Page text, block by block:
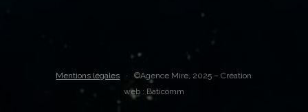
Mentions légales ·©Agence Mire, 2025 – Création
web : Baticomm